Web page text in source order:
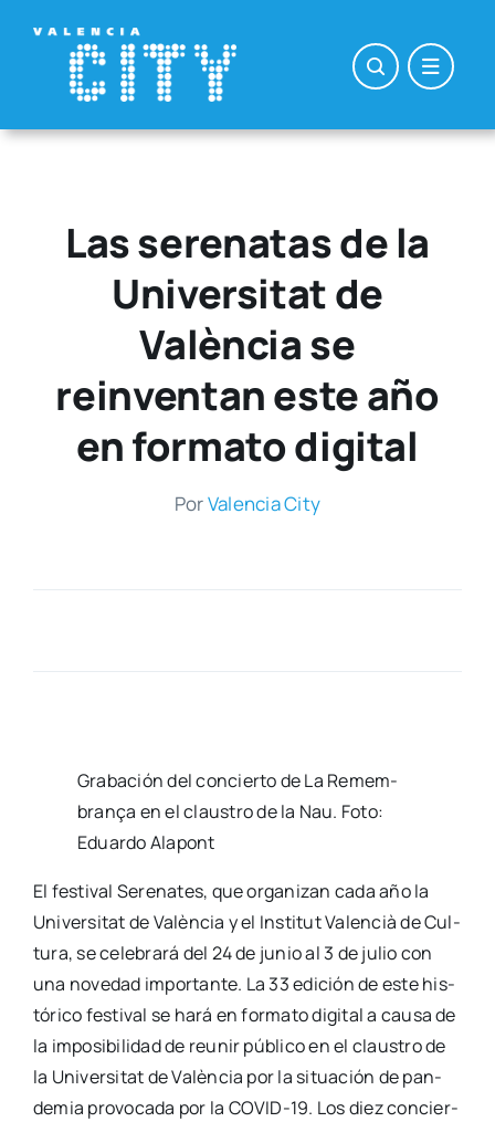
contenido
Las serenatas de la
Universitat de
València se
reinventan este año
en formato digital
PorValen­cia City
Gra­ba­ción del con­cier­to de La Remem­
bra­nça en el claus­tro de la Nau. Foto:
Eduar­do Ala­pont
El fes­ti­val Sere­na­tes, que orga­ni­zan cada año la
Uni­ver­si­tat de Valèn­cia y el Ins­ti­tut Valen­cià de Cul­
tu­ra, se cele­bra­rá del 24 de junio al 3 de julio con
una nove­dad impor­tan­te. La 33 edi­ción de este his­
tó­ri­co fes­ti­val se hará en for­ma­to digi­tal a cau­sa de
la impo­si­bi­li­dad de reu­nir públi­co en el claus­tro de
la Uni­ver­si­tat de Valèn­cia por la situa­ción de pan­
de­mia pro­vo­ca­da por la COVID-19. Los diez con­cier­